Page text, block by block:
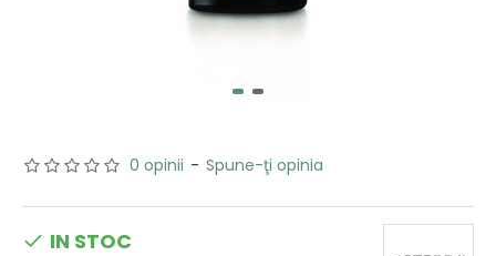
0 opinii - Spune-ţi opinia
IN STOC